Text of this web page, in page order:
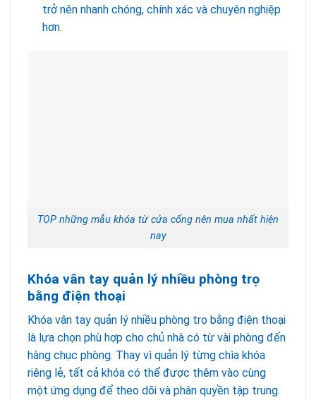
trở nên nhanh chóng, chính xác và chuyên nghiệp
hơn.
TOP những mẫu khóa từ cửa cổng nên mua nhất hiện
nay
Khóa vân tay quản lý nhiều phòng trọ
bằng điện thoại
Khóa vân tay quản lý nhiều phòng trọ bằng điện thoại
là lựa chọn phù hợp cho chủ nhà có từ vài phòng đến
hàng chục phòng. Thay vì quản lý từng chìa khóa
riêng lẻ, tất cả khóa có thể được thêm vào cùng
một ứng dụng để theo dõi và phân quyền tập trung.